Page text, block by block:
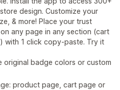
design. Customize your
& more! Place your trust
any page in any section (cart
with 1 click copy-paste. Try it
original badge colors or custom
product page, cart page or